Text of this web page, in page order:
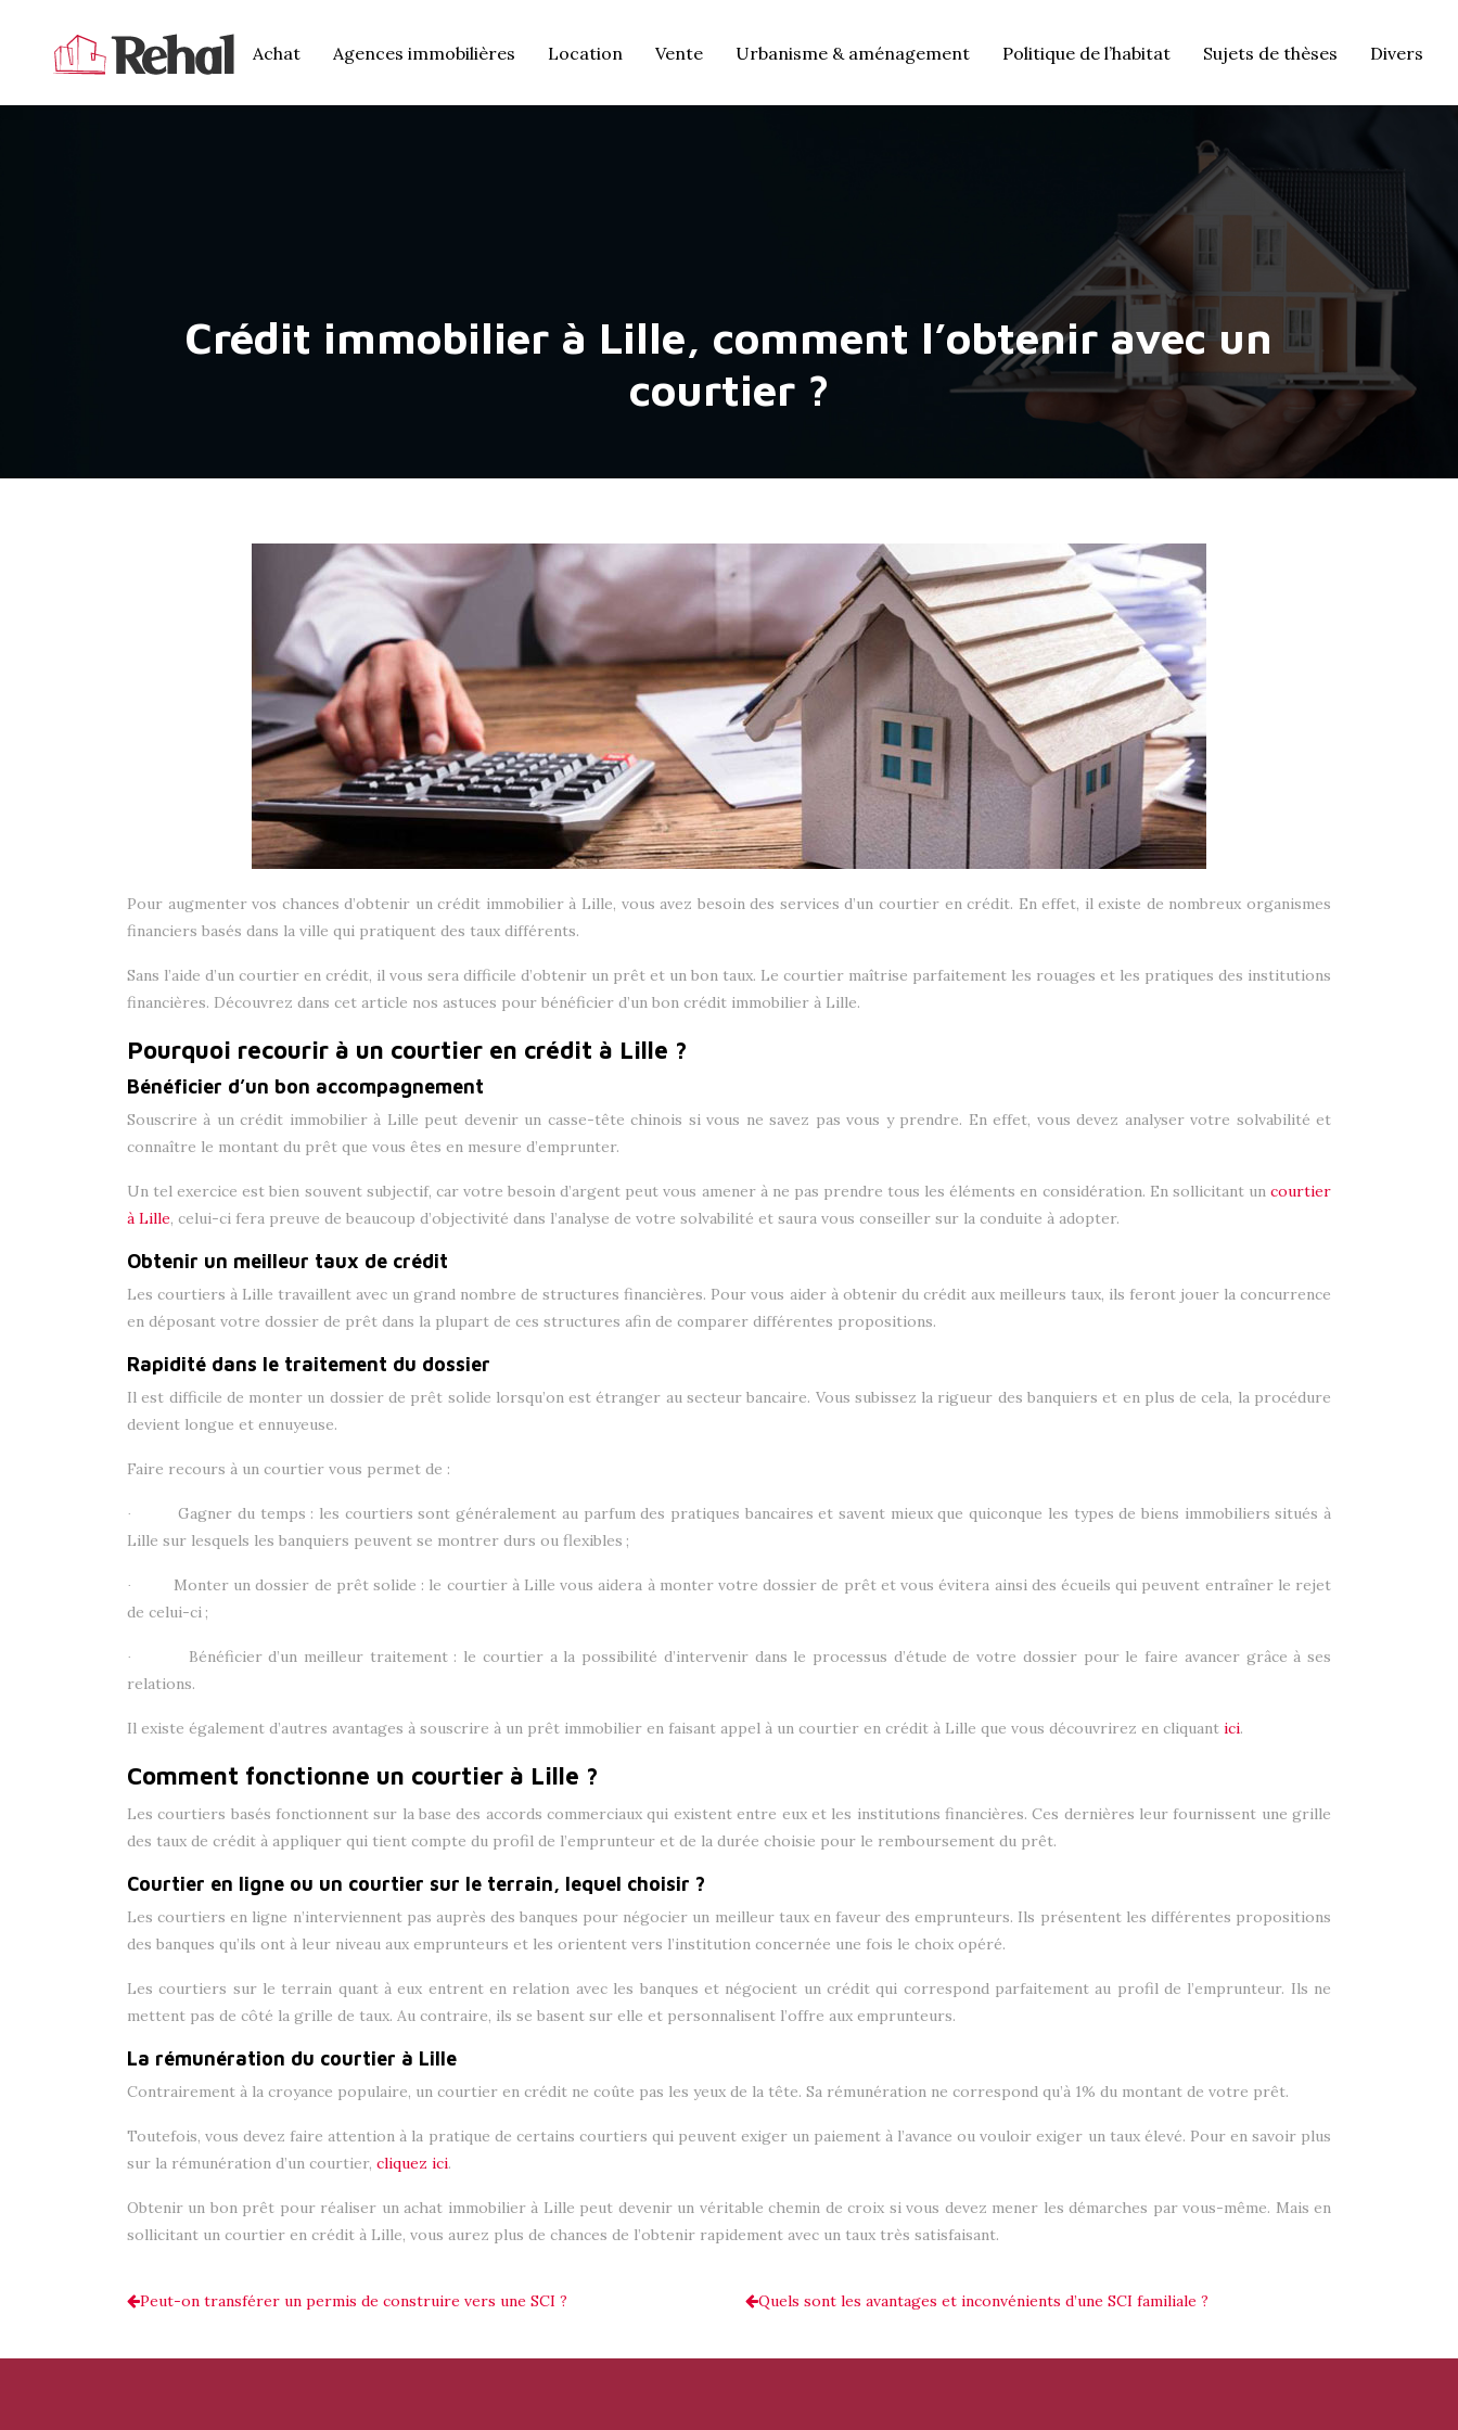
Achat Agences immobilières Location Vente Urbanisme & aménagement Politique de l’habitat Sujets de thèses Divers
Crédit immobilier à Lille, comment l’obtenir avec un
courtier ?
Pour augmenter vos chances d’obtenir un crédit immobilier à Lille, vous avez besoin des services d’un courtier en crédit. En effet, il existe de nombreux organismes
financiers basés dans la ville qui pratiquent des taux différents.
Sans l’aide d’un courtier en crédit, il vous sera difficile d’obtenir un prêt et un bon taux. Le courtier maîtrise parfaitement les rouages et les pratiques des institutions
financières. Découvrez dans cet article nos astuces pour bénéficier d’un bon crédit immobilier à Lille.
Pourquoi recourir à un courtier en crédit à Lille ?
Bénéficier d’un bon accompagnement
Souscrire à un crédit immobilier à Lille peut devenir un casse-tête chinois si vous ne savez pas vous y prendre. En effet, vous devez analyser votre solvabilité et
connaître le montant du prêt que vous êtes en mesure d’emprunter.
Un tel exercice est bien souvent subjectif, car votre besoin d’argent peut vous amener à ne pas prendre tous les éléments en considération. En sollicitant un courtier
à Lille, celui-ci fera preuve de beaucoup d’objectivité dans l’analyse de votre solvabilité et saura vous conseiller sur la conduite à adopter.
Obtenir un meilleur taux de crédit
Les courtiers à Lille travaillent avec un grand nombre de structures financières. Pour vous aider à obtenir du crédit aux meilleurs taux, ils feront jouer la concurrence
en déposant votre dossier de prêt dans la plupart de ces structures afin de comparer différentes propositions.
Rapidité dans le traitement du dossier
Il est difficile de monter un dossier de prêt solide lorsqu’on est étranger au secteur bancaire. Vous subissez la rigueur des banquiers et en plus de cela, la procédure
devient longue et ennuyeuse.
Faire recours à un courtier vous permet de :
·
Gagner du temps : les courtiers sont généralement au parfum des pratiques bancaires et savent mieux que quiconque les types de biens immobiliers situés à
Lille sur lesquels les banquiers peuvent se montrer durs ou flexibles ;
·
Monter un dossier de prêt solide : le courtier à Lille vous aidera à monter votre dossier de prêt et vous évitera ainsi des écueils qui peuvent entraîner le rejet
de celui-ci ;
·
Bénéficier d’un meilleur traitement : le courtier a la possibilité d’intervenir dans le processus d’étude de votre dossier pour le faire avancer grâce à ses
relations.
Il existe également d’autres avantages à souscrire à un prêt immobilier en faisant appel à un courtier en crédit à Lille que vous découvrirez en cliquant ici.
Comment fonctionne un courtier à Lille ?
Les courtiers basés fonctionnent sur la base des accords commerciaux qui existent entre eux et les institutions financières. Ces dernières leur fournissent une grille
des taux de crédit à appliquer qui tient compte du profil de l’emprunteur et de la durée choisie pour le remboursement du prêt.
Courtier en ligne ou un courtier sur le terrain, lequel choisir ?
Les courtiers en ligne n’interviennent pas auprès des banques pour négocier un meilleur taux en faveur des emprunteurs. Ils présentent les différentes propositions
des banques qu’ils ont à leur niveau aux emprunteurs et les orientent vers l’institution concernée une fois le choix opéré.
Les courtiers sur le terrain quant à eux entrent en relation avec les banques et négocient un crédit qui correspond parfaitement au profil de l’emprunteur. Ils ne
mettent pas de côté la grille de taux. Au contraire, ils se basent sur elle et personnalisent l’offre aux emprunteurs.
La rémunération du courtier à Lille
Contrairement à la croyance populaire, un courtier en crédit ne coûte pas les yeux de la tête. Sa rémunération ne correspond qu’à 1% du montant de votre prêt.
Toutefois, vous devez faire attention à la pratique de certains courtiers qui peuvent exiger un paiement à l’avance ou vouloir exiger un taux élevé. Pour en savoir plus
sur la rémunération d’un courtier, cliquez ici.
Obtenir un bon prêt pour réaliser un achat immobilier à Lille peut devenir un véritable chemin de croix si vous devez mener les démarches par vous-même. Mais en
sollicitant un courtier en crédit à Lille, vous aurez plus de chances de l’obtenir rapidement avec un taux très satisfaisant.
Peut-on transférer un permis de construire vers une SCI ? Quels sont les avantages et inconvénients d’une SCI familiale ?